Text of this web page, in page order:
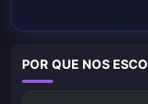
POR QUE NOS